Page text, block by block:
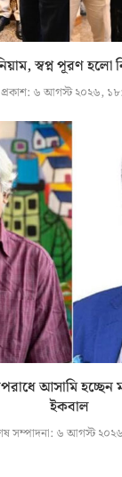
স্বপ্ন পূরণ হলো
প্রকাশ: ৬ আগস্ট ২০২৬,
আসামি
ইকবাল
সম্পাদনা: ৬ আগস্ট